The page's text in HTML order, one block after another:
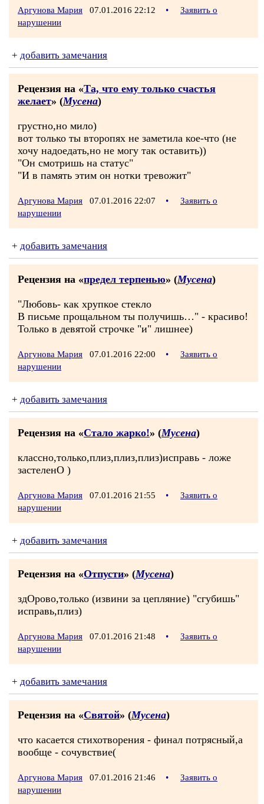
Аргунова Мария 07.01.2016 22:12 •
Заявить о
нарушении
+ добавить замечания
Рецензия на «Та, что ему только счастья
желает» (Мусена)
грустно,но мило)
вот только ты второпях не заметила кое-что (не
хочу надоедать,но не могу так оставить))
"Он смотришь на статус"
"И в память этим он нотки тревожит"
Аргунова Мария 07.01.2016 22:07 •
Заявить о
нарушении
+ добавить замечания
Рецензия на «предел терпенью» (Мусена)
"Любовь- как хрупкое стекло
В письме прощальном ты получишь…" - красиво!
Только в девятой строчке "и" лишнее)
Аргунова Мария 07.01.2016 22:00 •
Заявить о
нарушении
+ добавить замечания
Рецензия на «Стало жарко!» (Мусена)
классно,только,плиз,плиз,плиз)исправь - ложе
застеленО )
Аргунова Мария 07.01.2016 21:55 •
Заявить о
нарушении
+ добавить замечания
Рецензия на «Отпусти» (Мусена)
здОрово,только (извини за цепляние) "сгубишь"
исправь,плиз)
Аргунова Мария 07.01.2016 21:48 •
Заявить о
нарушении
+ добавить замечания
Рецензия на «Святой» (Мусена)
что касается стихотворения - финал потрясный,а
вообще - сочувствие(
Аргунова Мария 07.01.2016 21:46 •
Заявить о
нарушении